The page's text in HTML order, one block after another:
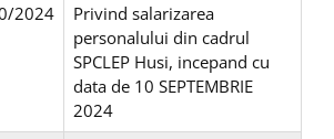
2024
Privind salarizarea
personalului din cadrul
SPCLEP Husi, incepand cu
data de 10 SEPTEMBRIE
2024